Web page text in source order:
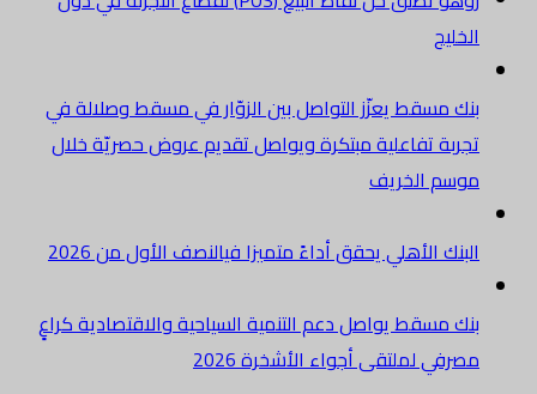
الخليج
بنك مسقط يعزّز التواصل بين الزوّار في مسقط وصلالة في
تجربة تفاعلية مبتكرة ويواصل تقديم عروض حصريّة خلال
موسم الخريف
البنك الأهلي يحقق أداءً متميزا فيالنصف الأول من 2026
بنك مسقط يواصل دعم التنمية السياحية والاقتصادية كراعٍ
مصرفي لملتقى أجواء الأشخرة 2026